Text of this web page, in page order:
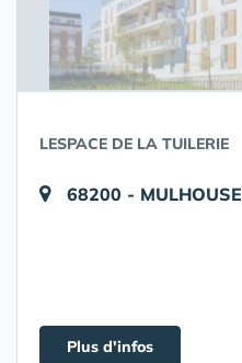
LESPACE DE LA TUILERIE
68200 - MULHOUSE
Plus d'infos